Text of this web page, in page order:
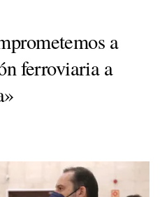
a
ferroviaria a